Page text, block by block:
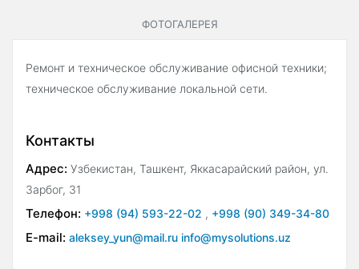
ФОТОГАЛЕРЕЯ
Ремонт и техническое обслуживание офисной техники;
техническое обслуживание локальной сети.
Контакты
Адрес: Узбекистан, Ташкент, Яккасарайский район, ул.
Зарбог, 31
Телефон: +998 (94) 593-22-02 , +998 (90) 349-34-80
E-mail: aleksey_yun@mail.ru info@mysolutions.uz